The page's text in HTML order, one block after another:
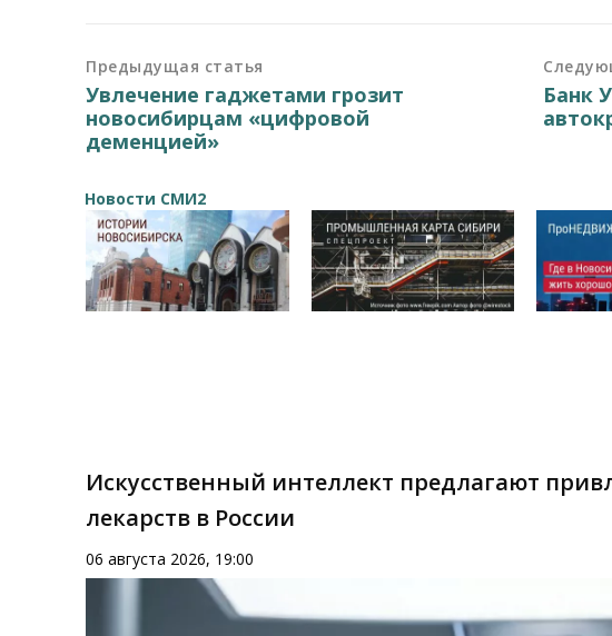
Предыдущая статья
Увлечение гаджетами грозит
новосибирцам «цифровой
деменцией»
Банк
Новости СМИ2
Искусственный интеллект предлагают
лекарств в России
06 августа 2026, 19:00